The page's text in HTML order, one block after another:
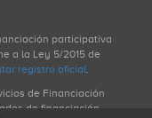
participativa
a la Ley 5/2015 de
registro oficial.
de Financiación
de financiación